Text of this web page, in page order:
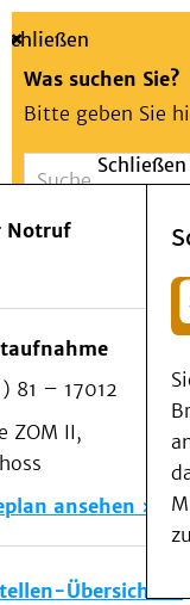
Suche
Schließen
Was suchen Sie?
Bitte geben Sie
oder
Wählen Sie ein
Schließen
Notruf
81 – 17012
ZOM II,
ansehen
Übersicht
Menü
Patienten &
Als
Notfall
Forschung &
Die